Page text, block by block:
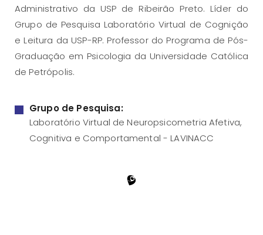
Administrativo da USP de Ribeirão Preto. Líder do
Grupo de Pesquisa Laboratório Virtual de Cognição
e Leitura da USP-RP. Professor do Programa de Pós-
Graduação em Psicologia da Universidade Católica
de Petrópolis.
Grupo de Pesquisa:
Laboratório Virtual de Neuropsicometria Afetiva,
Cognitiva e Comportamental - LAVINACC